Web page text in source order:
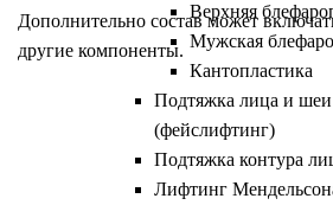
Верхняя
Мужская
Кантопластика
Подтяжка лица и
(фейслифтинг)
Подтяжка контура
Лифтинг
Дополнительно состав может
другие компоненты.
Как проходит